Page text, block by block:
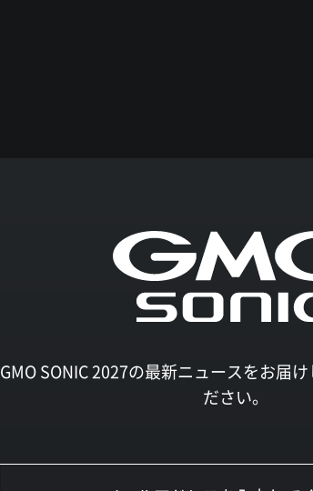
GMO SONIC 2027の最新ニュースをお届
ださい。